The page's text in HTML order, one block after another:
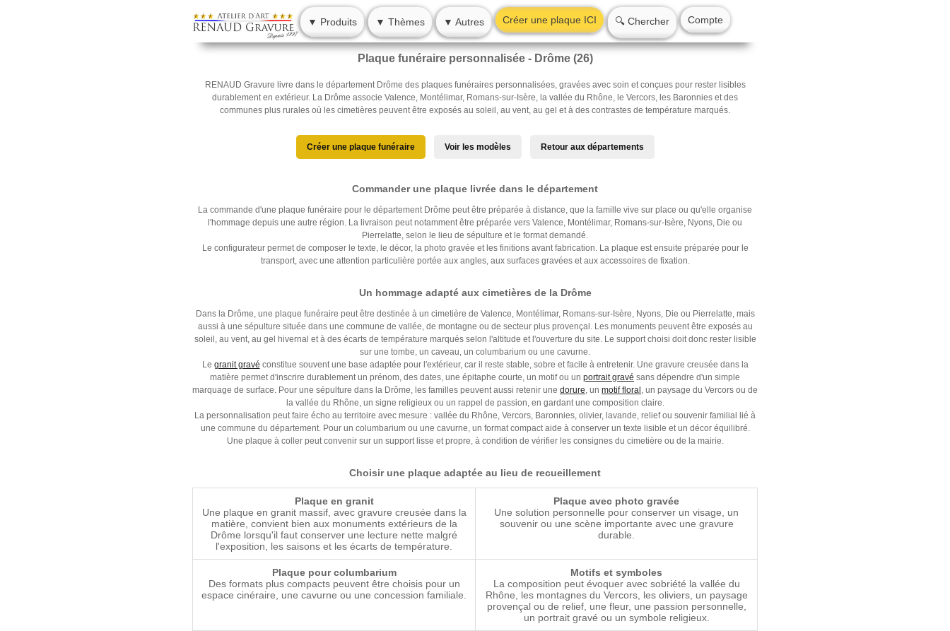
▼ Produits ▼ Thèmes ▼ Autres Créer une plaque ICI 🔍 Chercher Compte
Accueil /Livraison France/Drôme (26)
Plaque funéraire personnalisée - Drôme (26)
RENAUD Gravure livre dans le département Drôme des plaques funéraires personnalisées, gravées avec soin et conçues pour rester lisibles
durablement en extérieur. La Drôme associe Valence, Montélimar, Romans-sur-Isère, la vallée du Rhône, le Vercors, les Baronnies et des
communes plus rurales où les cimetières peuvent être exposés au soleil, au vent, au gel et à des contrastes de température marqués.
Créer une plaque funéraire Voir les modèles Retour aux départements
Commander une plaque livrée dans le département
La commande d'une plaque funéraire pour le département Drôme peut être préparée à distance, que la famille vive sur place ou qu'elle organise
l'hommage depuis une autre région. La livraison peut notamment être préparée vers Valence, Montélimar, Romans-sur-Isère, Nyons, Die ou
Pierrelatte, selon le lieu de sépulture et le format demandé.
Le configurateur permet de composer le texte, le décor, la photo gravée et les finitions avant fabrication. La plaque est ensuite préparée pour le
transport, avec une attention particulière portée aux angles, aux surfaces gravées et aux accessoires de fixation.
Un hommage adapté aux cimetières de la Drôme
Dans la Drôme, une plaque funéraire peut être destinée à un cimetière de Valence, Montélimar, Romans-sur-Isère, Nyons, Die ou Pierrelatte, mais
aussi à une sépulture située dans une commune de vallée, de montagne ou de secteur plus provençal. Les monuments peuvent être exposés au
soleil, au vent, au gel hivernal et à des écarts de température marqués selon l'altitude et l'ouverture du site. Le support choisi doit donc rester lisible
sur une tombe, un caveau, un columbarium ou une cavurne.
Le granit gravé constitue souvent une base adaptée pour l'extérieur, car il reste stable, sobre et facile à entretenir. Une gravure creusée dans la
matière permet d'inscrire durablement un prénom, des dates, une épitaphe courte, un motif ou un portrait gravé sans dépendre d'un simple
marquage de surface. Pour une sépulture dans la Drôme, les familles peuvent aussi retenir une dorure, un motif floral , un paysage du Vercors ou de
la vallée du Rhône, un signe religieux ou un rappel de passion, en gardant une composition claire.
La personnalisation peut faire écho au territoire avec mesure : vallée du Rhône, Vercors, Baronnies, olivier, lavande, relief ou souvenir familial lié à
une commune du département. Pour un columbarium ou une cavurne, un format compact aide à conserver un texte lisible et un décor équilibré.
Une plaque à coller peut convenir sur un support lisse et propre, à condition de vérifier les consignes du cimetière ou de la mairie.
Choisir une plaque adaptée au lieu de recueillement
Plaque en granit
Une plaque en granit massif, avec gravure creusée dans la
matière, convient bien aux monuments extérieurs de la
Drôme lorsqu'il faut conserver une lecture nette malgré
l'exposition, les saisons et les écarts de température.
Plaque avec photo gravée
Une solution personnelle pour conserver un visage, un
souvenir ou une scène importante avec une gravure
durable.
Plaque pour columbarium
Des formats plus compacts peuvent être choisis pour un
espace cinéraire, une cavurne ou une concession familiale.
Motifs et symboles
La composition peut évoquer avec sobriété la vallée du
Rhône, les montagnes du Vercors, les oliviers, un paysage
provençal ou de relief, une fleur, une passion personnelle,
un portrait gravé ou un symbole religieux.